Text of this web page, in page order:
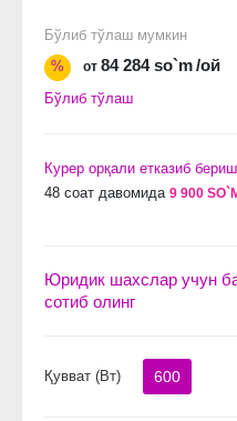
Бўлиб тўлаш мумкин
%
от 84 284 so`m/ой
Бўлиб тўлаш
Курер орқали етказиб бериш
48 соат давомида 9 900
Юридик шахслар учун
сотиб олинг
Қувват (Вт) 600